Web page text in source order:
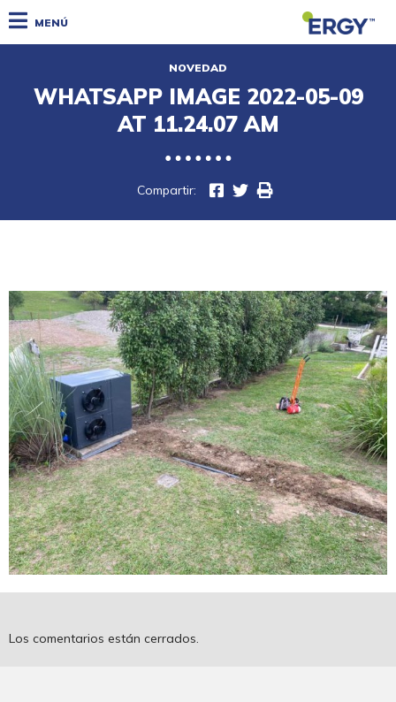
MENÚ
NOVEDAD
WHATSAPP IMAGE 2022-05-09
AT 11.24.07 AM
Compartir:
Los comentarios están cerrados.